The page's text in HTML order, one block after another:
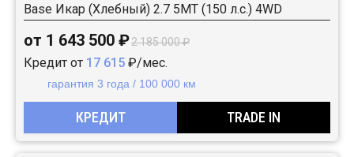
Base Икар (Хлебный) 2.7 5MT (150 л.с.) 4WD
от 1 643 500 ₽2 185 000 ₽
Кредит от 17 615 ₽/мес.
гарантия 3 года / 100 000 км
КРЕДИТ TRADE IN